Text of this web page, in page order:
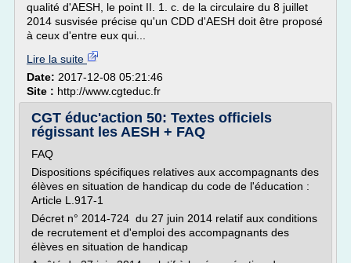
qualité d'AESH, le point II. 1. c. de la circulaire du 8 juillet
2014 susvisée précise qu'un CDD d'AESH doit être proposé
à ceux d'entre eux qui...
Lire la suite
Date: 2017-12-08 05:21:46
Site : http://www.cgteduc.fr
CGT éduc'action 50: Textes officiels
régissant les AESH + FAQ
FAQ
Dispositions spécifiques relatives aux accompagnants des
élèves en situation de handicap du code de l'éducation :
Article L.917-1
Décret n° 2014-724 du 27 juin 2014 relatif aux conditions
de recrutement et d'emploi des accompagnants des
élèves en situation de handicap